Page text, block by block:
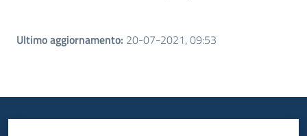
Ultimo aggiornamento: 20-07-2021, 09:53